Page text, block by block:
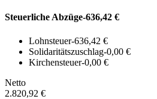
Steuerliche Abzüge-636,42 €
Lohnsteuer-636,42 €
Solidaritätszuschlag-0,00 €
Kirchensteuer-0,00 €
Netto
2.820,92 €